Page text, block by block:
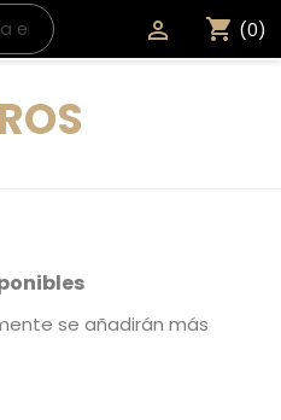
shopping_cart (0)

se añadirán más